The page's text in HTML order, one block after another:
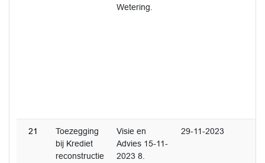
Wetering.
21
Toezegging
bij Krediet
reconstructie
Visie en
Advies 15-11-
2023 8.
29-11-2023